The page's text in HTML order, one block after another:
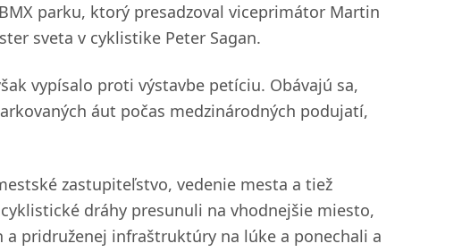
parku, ktorý presadzoval viceprimátor Martin
sveta v cyklistike Peter Sagan.
vypísalo proti výstavbe petíciu. Obávajú sa,
áut počas medzinárodných podujatí,
zastupiteľstvo, vedenie mesta a tiež
dráhy presunuli na vhodnejšie miesto,
pridruženej infraštruktúry na lúke a ponechali a